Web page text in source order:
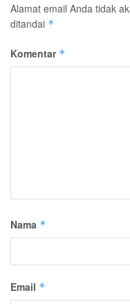
Alamat email Anda tidak
ditandai *
Komentar *
Nama *
Email *